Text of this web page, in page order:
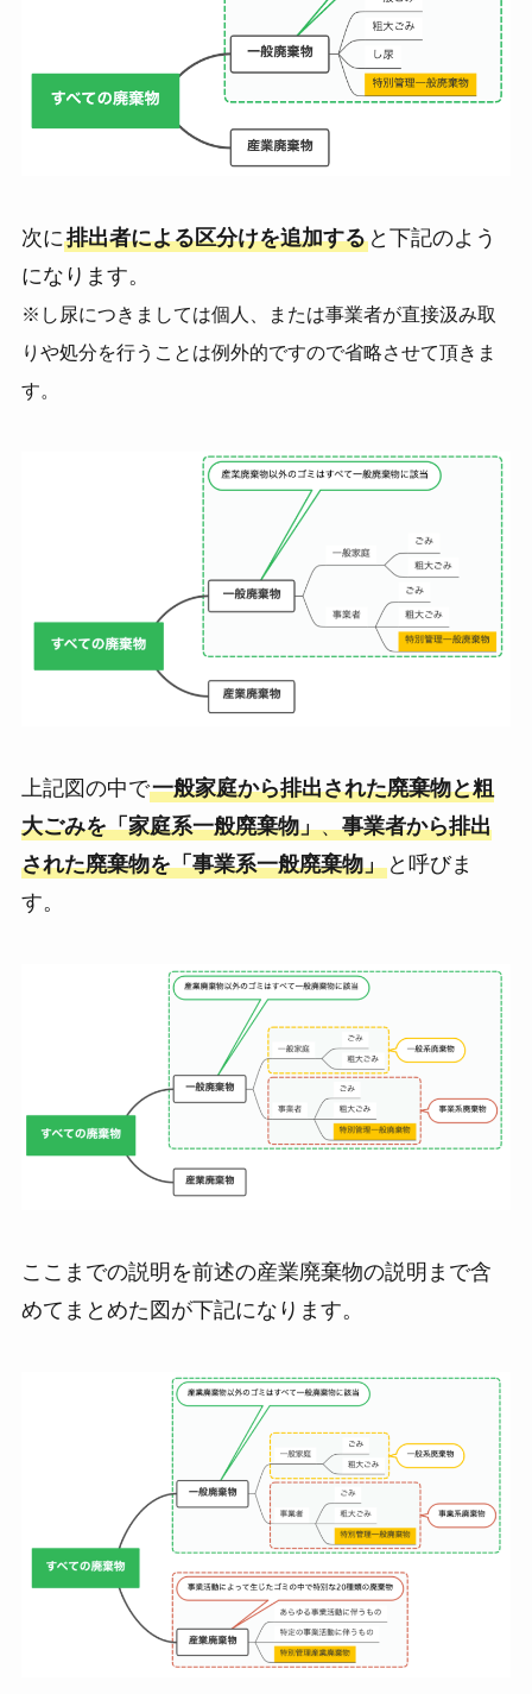
次に排出者による区分けを追加すると下記のよう
になります。
※し尿につきましては個人、または事業者が直接汲み取
りや処分を行うことは例外的ですので省略させて頂きま
す。
上記図の中で一般家庭から排出された廃棄物と粗
大ごみを「家庭系一般廃棄物」、事業者から排出
された廃棄物を「事業系一般廃棄物」と呼びま
す。
ここまでの説明を前述の産業廃棄物の説明まで含
めてまとめた図が下記になります。